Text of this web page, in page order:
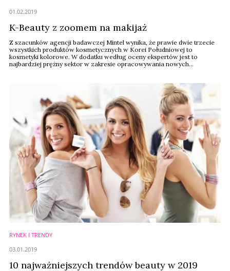
K-Beauty z zoomem na makijaż
Z szacunków agencji badawczej Mintel wynika, że ​​prawie dwie trzecie
wszystkich produktów kosmetycznych w Korei Południowej to
kosmetyki kolorowe. W dodatku według oceny ekspertów jest to
najbardziej prężny sektor w zakresie opracowywania nowych
01.02.2019
RYNEK I TRENDY
10 najważniejszych trendów beauty w 2019
03.01.2019